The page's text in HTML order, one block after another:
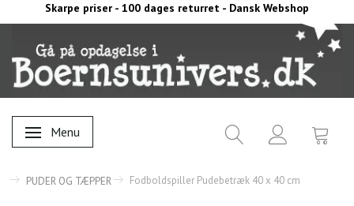
Skarpe priser - 100 dages returret - Dansk Webshop
Skifte navigation
Menu
PUDER OG TÆPPER Fodboldspiller Pudebetræk 40 x 40 cm